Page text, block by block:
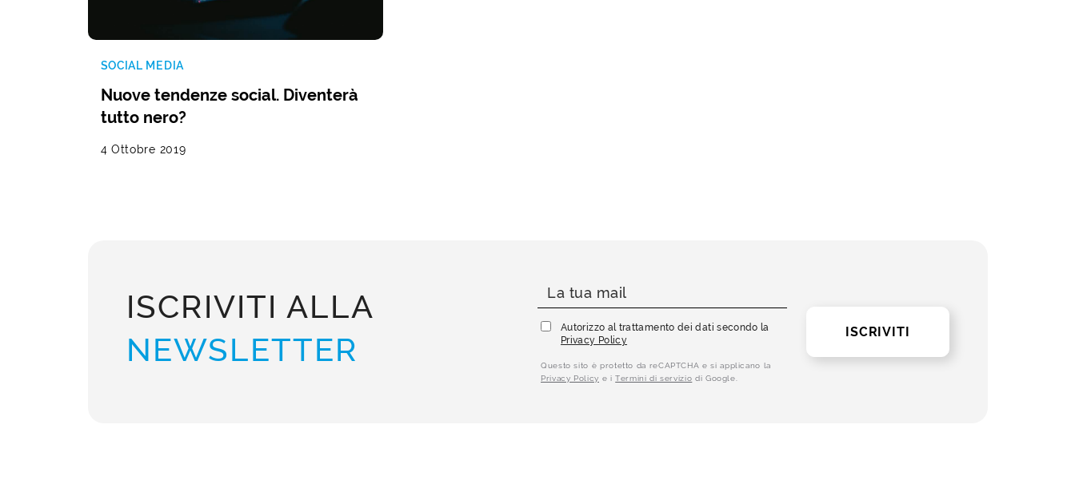
SOCIAL MEDIA
Nuove tendenze social. Diventerà
tutto nero?
4 Ottobre 2019
ISCRIVITI ALLA
NEWSLETTER
Autorizzo al trattamento dei dati secondo la
Privacy Policy
Questo sito è protetto da reCAPTCHA e si applicano la
Privacy Policy e iTermini di servizio di Google.
ISCRIVITI